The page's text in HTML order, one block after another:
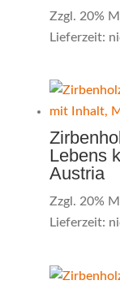
Zzgl. 20%
Lieferzeit:
Lebens
Austria
Zzgl. 20%
Lieferzeit: